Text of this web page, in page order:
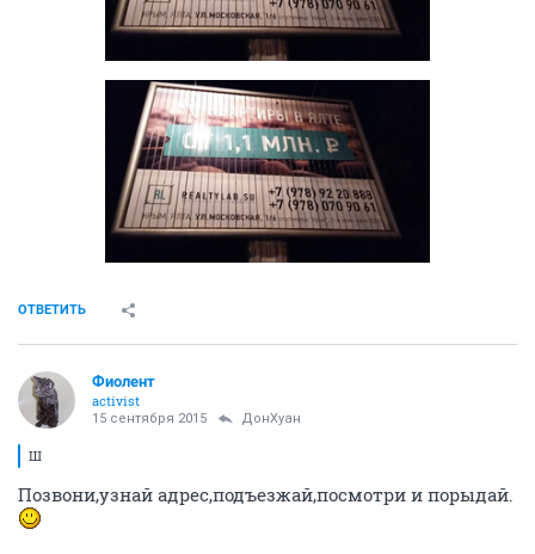
ОТВЕТИТЬ
Фиолент
activist
15 сентября 2015 ДонХуан
Ш
Позвони,узнай адрес,подъезжай,посмотри и порыдай.